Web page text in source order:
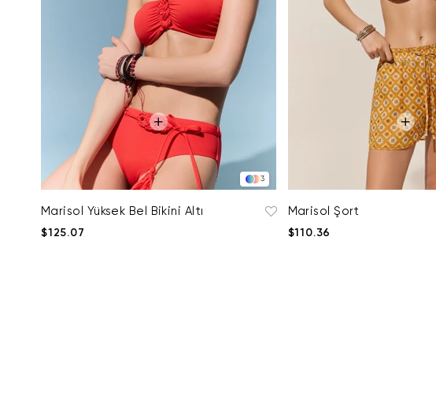
3
Marisol Yüksek Bel Bikini Altı
$125.07
Marisol Şort
$110.36